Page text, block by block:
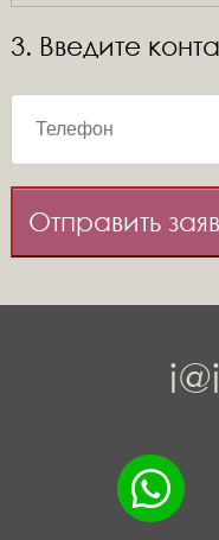
3. Введите
Отправить